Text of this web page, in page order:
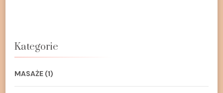
Kategorie
MASAŻE (1)